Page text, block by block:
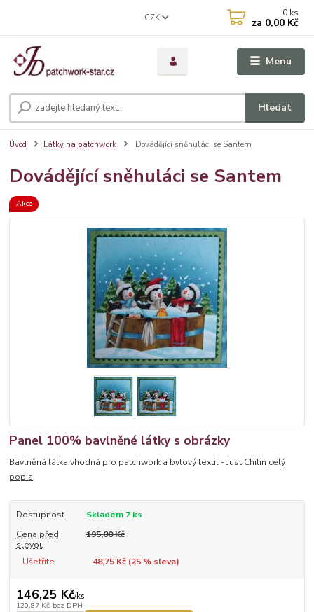
Menu
CZK
Hledat
0 ks
za 0,00 Kč
Úvod Látky na patchwork Dovádějící sněhuláci se Santem
Dovádějící sněhuláci se Santem
Akce
Panel 100% bavlněné látky s obrázky
Bavlněná látka vhodná pro patchwork a bytový textil - Just Chilin celý
popis
Dostupnost
Skladem 7 ks
Cena před
slevou
195,00 Kč
Ušetříte 48,75 Kč (25% sleva)
146,25 Kč/ks
120,87 Kč bez DPH